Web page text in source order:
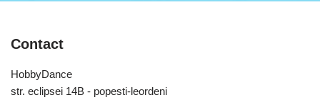
Contact
HobbyDance
str. eclipsei 14B - popesti-leordeni